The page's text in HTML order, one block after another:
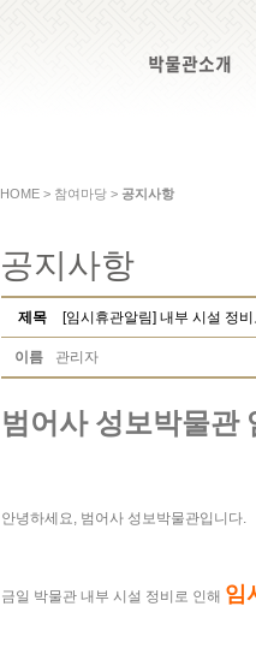
박물관소개
HOME > 참여마당 > 공지사항
공지사항
제목 [임시휴관알림] 내부 시설 정
이름 관리자
범어사 성보박물관
안녕하세요, 범어사 성보박물관입니다.
금일 박물관 내부 시설 정비로 인해 임